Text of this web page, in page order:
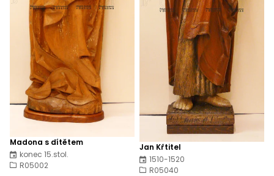
Madona s dítětem
konec 15.stol.
R05002
Jan Křtitel
1510-1520
R05040